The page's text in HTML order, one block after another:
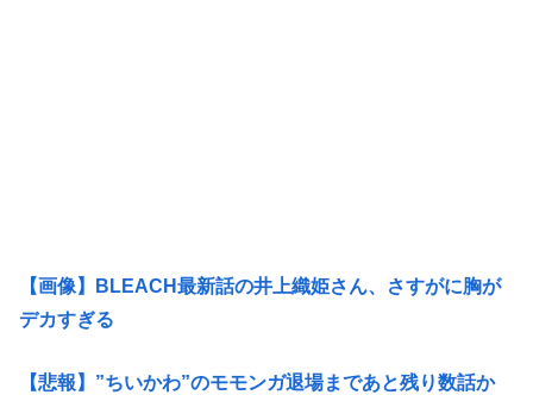
【画像】BLEACH最新話の井上織姫さん、さすがに胸が
デカすぎる
【悲報】”ちいかわ”のモモンガ退場まであと残り数話か